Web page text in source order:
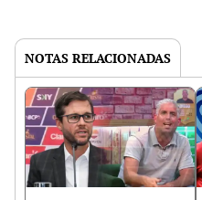
NOTAS RELACIONADAS